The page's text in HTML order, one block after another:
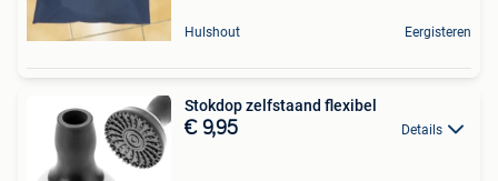
Hulshout Eergisteren
Stokdop zelfstaand flexibel
€ 9,95 Details